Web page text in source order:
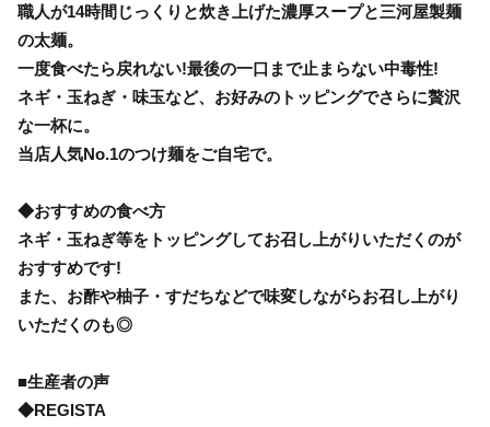
職人が14時間じっくりと炊き上げた濃厚スープと三河屋製麺
の太麺。
一度食べたら戻れない!最後の一口まで止まらない中毒性!
ネギ・玉ねぎ・味玉など、お好みのトッピングでさらに贅沢
な一杯に。
当店人気No.1のつけ麺をご自宅で。
◆おすすめの食べ方
ネギ・玉ねぎ等をトッピングしてお召し上がりいただくのが
おすすめです!
また、お酢や柚子・すだちなどで味変しながらお召し上がり
いただくのも◎
■生産者の声
◆REGISTA